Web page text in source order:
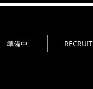
準備中 RECRUIT